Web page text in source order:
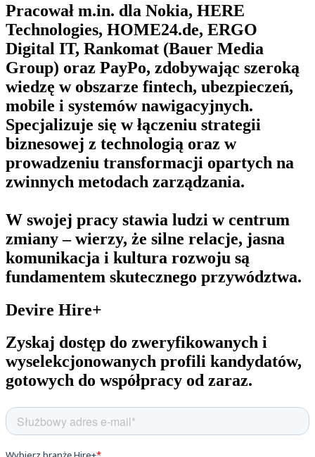
Pracował m.in. dla Nokia, HERE
Technologies, HOME24.de, ERGO
Digital IT, Rankomat (Bauer Media
Group) oraz PayPo, zdobywając szeroką
wiedzę w obszarze fintech, ubezpieczeń,
mobile i systemów nawigacyjnych.
Specjalizuje się w łączeniu strategii
biznesowej z technologią oraz w
prowadzeniu transformacji opartych na
zwinnych metodach zarządzania.
W swojej pracy stawia ludzi w centrum
zmiany – wierzy, że silne relacje, jasna
komunikacja i kultura rozwoju są
fundamentem skutecznego przywództwa.
Devire Hire+
Zyskaj dostęp do zweryfikowanych i
wyselekcjonowanych profili kandydatów,
gotowych do współpracy od zaraz.